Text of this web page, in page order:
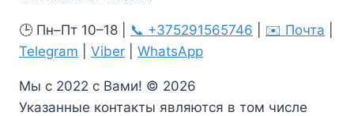
🕒 Пн–Пт 10–18 | 📞 +375291565746 ✉️ Почта
Telegram
Viber WhatsApp
Мы с 2022 с Вами! © 2026
Указанные контакты являются в том числе